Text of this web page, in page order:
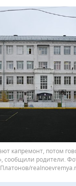
капремонт, потом
сообщили родители.
Платонов/